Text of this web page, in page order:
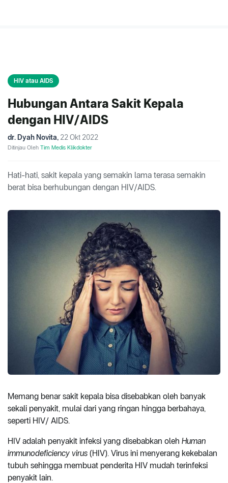
HIV atau AIDS
Hubungan Antara Sakit Kepala
dengan HIV/AIDS
dr. Dyah Novita, 22 Okt 2022
Ditinjau Oleh Tim Medis Klikdokter
Hati-hati, sakit kepala yang semakin lama terasa semakin
berat bisa berhubungan dengan HIV/AIDS.
Memang benar sakit kepala bisa disebabkan oleh banyak
sekali penyakit, mulai dari yang ringan hingga berbahaya,
seperti HIV/ AIDS.
HIV adalah penyakit infeksi yang disebabkan oleh Human
immunodeficiency virus (HIV). Virus ini menyerang kekebalan
tubuh sehingga membuat penderita HIV mudah terinfeksi
penyakit lain.